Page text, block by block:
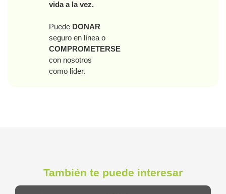
vida a la vez.
Puede DONAR
seguro en línea o
COMPROMETERSE
con nosotros
como líder.
También te puede interesar